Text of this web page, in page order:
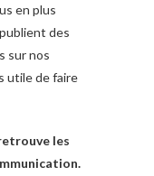
en plus
des
sur nos
utile de faire
les